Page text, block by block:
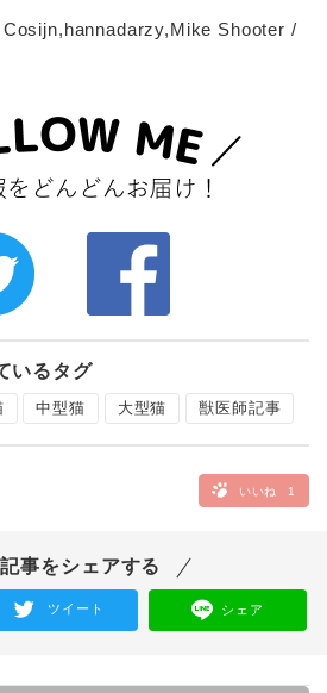
Shooter /
いるタグ
中型猫 大型猫 獣医師記事
いいね 1
事をシェアする
ツイート シェア